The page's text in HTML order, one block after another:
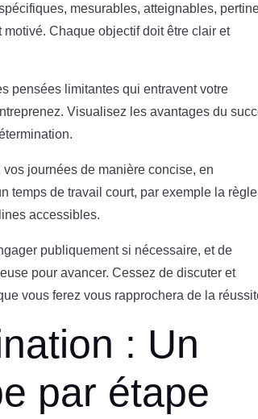
mesurables, atteignables,
Chaque objectif doit être clair et
pensées limitantes qui entravent votre
Visualisez les avantages du
vos journées de manière concise, en
temps de travail court, par exemple la
accessibles.
publiquement si nécessaire, et de
pour avancer. Cessez de discuter et
vous ferez vous rapprochera de la
: Un
par étape